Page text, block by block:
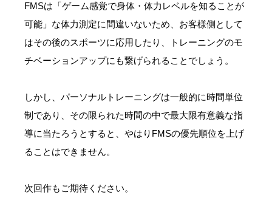
FMSは「ゲーム感覚で身体・体力レベルを知ることが
可能」な体力測定に間違いないため、お客様側として
はその後のスポーツに応用したり、トレーニングのモ
チベーションアップにも繋げられることでしょう。
しかし、パーソナルトレーニングは一般的に時間単位
制であり、その限られた時間の中で最大限有意義な指
導に当たろうとすると、やはりFMSの優先順位を上げ
ることはできません。
次回作もご期待ください。